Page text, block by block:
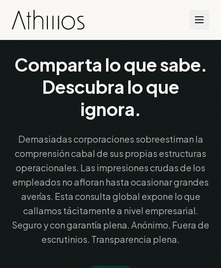
Comparta lo que sabe.
Descubra lo que
ignora.
Demasiadas corporaciones sobreestiman la
comprensión cabal de sus propias estructuras
operacionales. Las impresiones crudas de los
empleados no afloran hasta ocasionar grandes
averías. Esta consulta global expone lo que
callamos tácitamente a nivel empresarial.
Seguro y con garantía plena. Anónimo. Fuera de
escrutinios. Transparencia plena.